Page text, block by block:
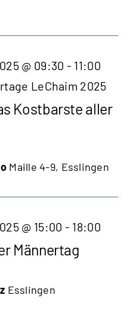
Kostbarste aller
@ 09:30 - 11:00
LeChaim 2025
Maille 4-9, Esslingen
Männertag
@ 15:00 - 18:00
Esslingen